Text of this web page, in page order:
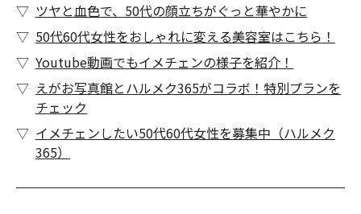
ツヤと血色で、50代の顔立ちがぐっと華やかに
50代60代女性をおしゃれに変える美容室はこちら！
Youtube動画でもイメチェンの様子を紹介！
えがお写真館とハルメク365がコラボ！特別プランを
チェック
イメチェンしたい50代60代女性を募集中（ハルメク
365）